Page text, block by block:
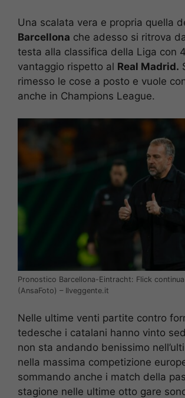
Una scalata vera e propria quella
Barcellona che adesso si ritrova
testa alla classifica della Liga con
vantaggio rispetto al Real Madrid.
rimesso le cose a posto e vuole
anche in Champions League.
Pronostico Barcellona-Eintracht: Flick
(AnsaFoto) – Ilveggente.it
Nelle ultime venti partite contro
tedesche i catalani hanno vinto
non sta andando benissimo
nella massima competizione
sommando anche i match della
stagione nelle ultime otto gare